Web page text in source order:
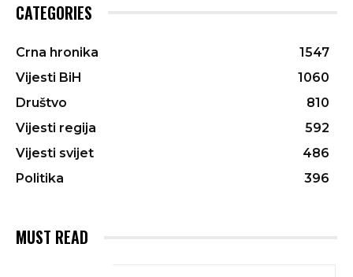
CATEGORIES
Crna hronika
1547
Vijesti BiH
1060
Društvo
810
Vijesti regija
592
Vijesti svijet
486
Politika
396
MUST READ